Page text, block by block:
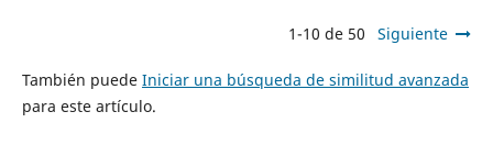
1-10 de 50 Siguiente
También puede Iniciar una búsqueda de similitud avanzada
para este artículo.